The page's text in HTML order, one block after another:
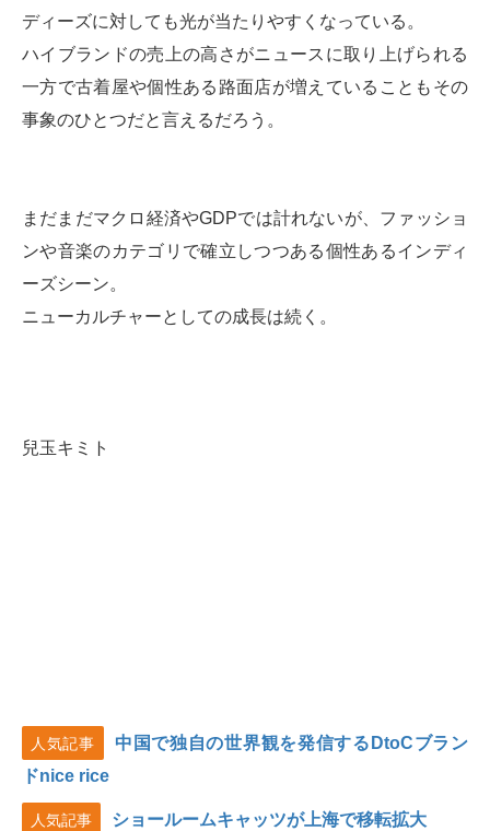
ディーズに対しても光が当たりやすくなっている。
ハイブランドの売上の高さがニュースに取り上げられる
一方で古着屋や個性ある路面店が増えていることもその
事象のひとつだと言えるだろう。
まだまだマクロ経済やGDPでは計れないが、ファッショ
ンや音楽のカテゴリで確立しつつある個性あるインディ
ーズシーン。
ニューカルチャーとしての成長は続く。
兒玉キミト
人気記事
中国で独自の世界観を発信するDtoCブラン
ドnice rice
人気記事 ショールームキャッツが上海で移転拡大